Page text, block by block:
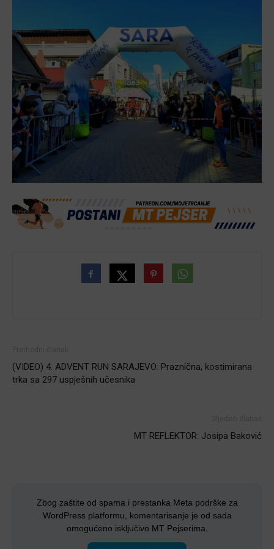
(VIDEO) 4. ADVENT RUN SARAJEVO: Praznična, kostimirana
trka sa 297 uspješnih učesnika
MT REFLEKTOR: Josipa Baković
Zbog zaštite od spama i prestanka Meta podrške za
WordPress platformu, komentarisanje je od sada
omogućeno isključivo MT Pejserima.